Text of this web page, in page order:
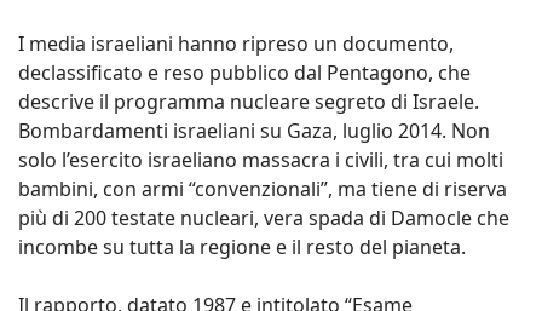
I media israeliani hanno ripreso un documento,
declassificato e reso pubblico dal Pentagono, che
descrive il programma nucleare segreto di Israele.
Bombardamenti israeliani su Gaza, luglio 2014. Non
solo l’esercito israeliano massacra i civili, tra cui molti
bambini, con armi “convenzionali”, ma tiene di riserva
più di 200 testate nucleari, vera spada di Damocle che
incombe su tutta la regione e il resto del pianeta.
Il rapporto, datato 1987 e intitolato “Esame